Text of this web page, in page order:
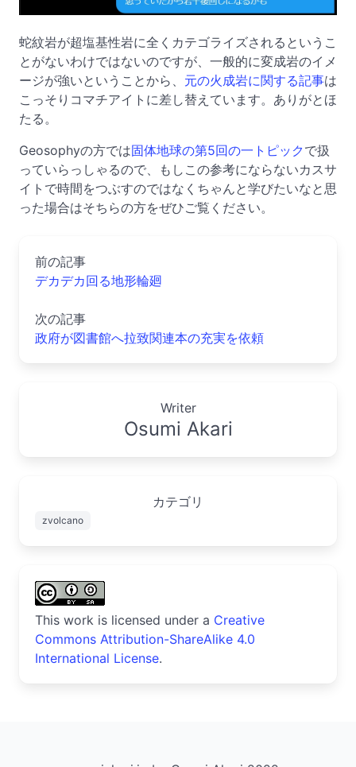
蛇紋岩が超塩基性岩に全くカテゴライズされるというこ
とがないわけではないのですが、一般的に変成岩のイメ
ージが強いということから、 元の火成岩に関する記事は
こっそりコマチアイトに差し替えています。ありがとほ
たる。
Geosophyの方では固体地球の第5回の一トピック で扱
っていらっしゃるので、もしこの参考にならないカスサ
イトで時間をつぶすのではなくちゃんと学びたいなと思
った場合はそちらの方をぜひご覧ください。
前の記事
デカデカ回る地形輪廻
次の記事
政府が図書館へ拉致関連本の充実を依頼
Writer
Osumi Akari
カテゴリ
zvolcano
This work is licensed under a Creative
Commons Attribution-ShareAlike 4.0
International License.